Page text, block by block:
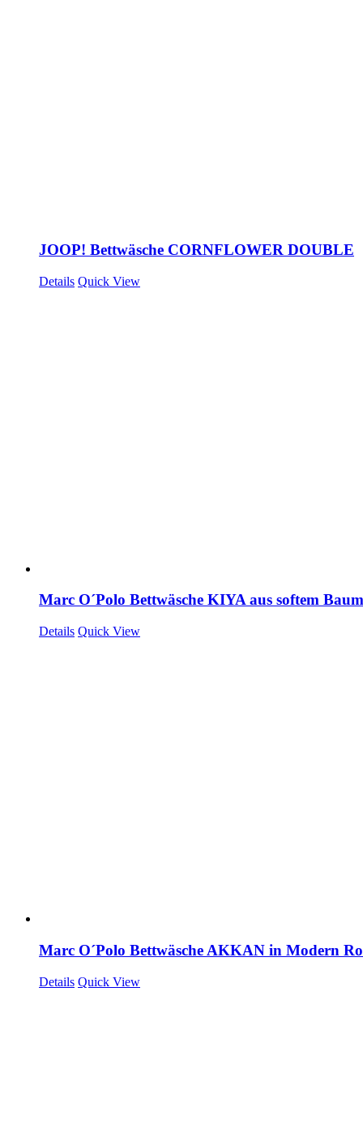
JOOP! Bettwäsche CORNFLOWER DOUBLE
Details Quick View
Marc O´Polo Bettwäsche KIYA aus softem
Details Quick View
Marc O´Polo Bettwäsche AKKAN in Modern
Details Quick View